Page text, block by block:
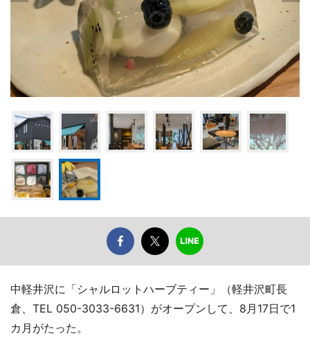
中軽井沢に「シャルロットハーブティー」（軽井沢町長
倉、TEL 050-3033-6631）がオープンして、8月17日で1
カ月がたった。